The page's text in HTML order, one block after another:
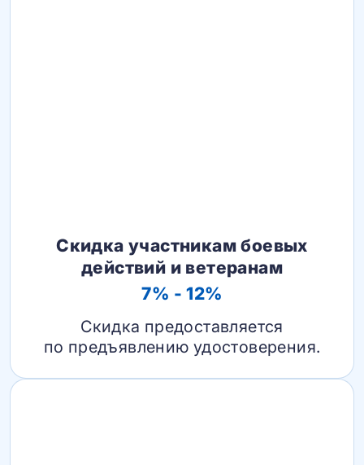
Скидка участникам боевых
действий и ветеранам
7% - 12%
Скидка предоставляется
по предъявлению удостоверения.